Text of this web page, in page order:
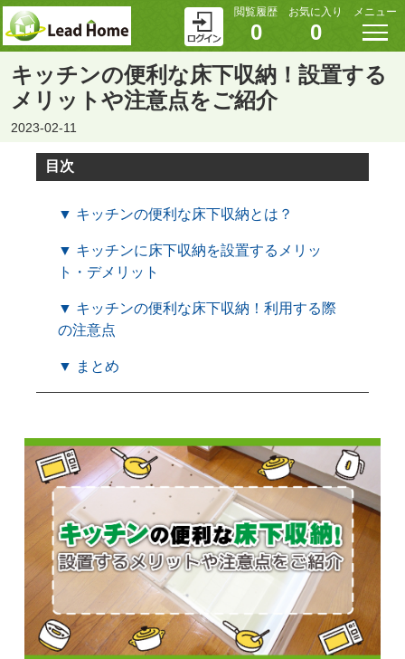
閲覧履歴
0
お気に入り
0
メニュー
キッチンの便利な床下収納！設置する
メリットや注意点をご紹介
2023-02-11
目次
▼ キッチンの便利な床下収納とは？
▼ キッチンに床下収納を設置するメリッ
ト・デメリット
▼ キッチンの便利な床下収納！利用する際
の注意点
▼ まとめ